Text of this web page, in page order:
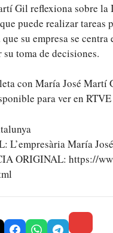
Gil reflexiona sobre
puede realizar tareas
su empresa se
toma de decisiones.
con María José Martí
para ver en
L’empresària María
ORIGINAL: https://